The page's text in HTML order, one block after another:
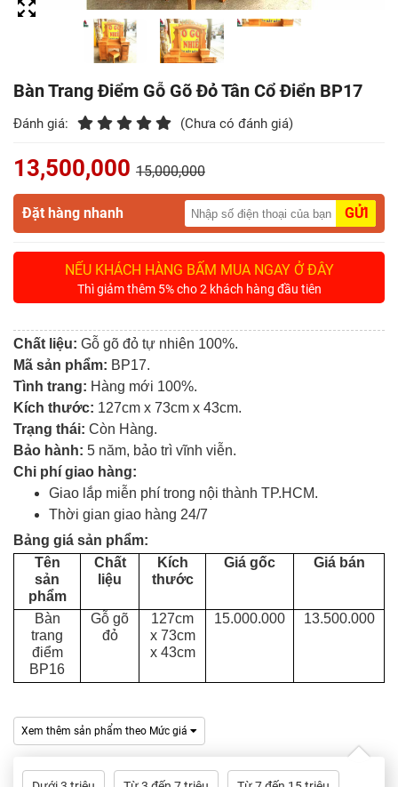
Trang
Nệm
Ăn
Kệ
Tivi
Gỗ
Sofa
Gỗ
Tủ
Rượu
Tủ
Thất
Văn
Phòng
Sản
Phẩm
Giới
Thiệu
Bàn Trang Điểm Gỗ Gõ Đỏ Tân Cổ Điển BP17
Đánh giá: (Chưa có đánh giá)
13,500,000 15,000,000
Đặt hàng nhanh GỬI
NẾU KHÁCH HÀNG BẤM MUA NGAY Ở ĐÂY
Thì giảm thêm 5% cho 2 khách hàng đầu tiên
Chất liệu: Gỗ gõ đỏ tự nhiên 100%.
Mã sản phẩm: BP17.
Tình trang: Hàng mới 100%.
Kích thước: 127cm x 73cm x 43cm.
Trạng thái: Còn Hàng.
Bảo hành: 5 năm, bảo trì vĩnh viễn.
Chi phí giao hàng:
Giao lắp miễn phí trong nội thành TP.HCM.
Thời gian giao hàng 24/7
Bảng giá sản phẩm:
Tên
sản
phẩm
Chất
liệu
Kích
thước
Giá gốc Giá bán
Bàn
trang
điểm
BP16
Gỗ gõ
đỏ
127cm
x 73cm
x 43cm
15.000.000 13.500.000
Xem thêm sản phẩm theo Mức giá